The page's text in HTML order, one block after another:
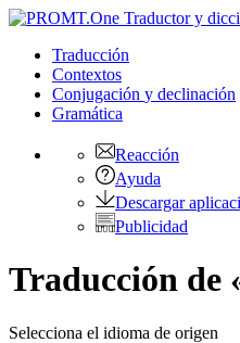
Traducción
Contextos
Conjugación y declinación
Gramática
Reacción
Ayuda
Descargar
Publicidad
Traducción de
Selecciona el idioma de origen